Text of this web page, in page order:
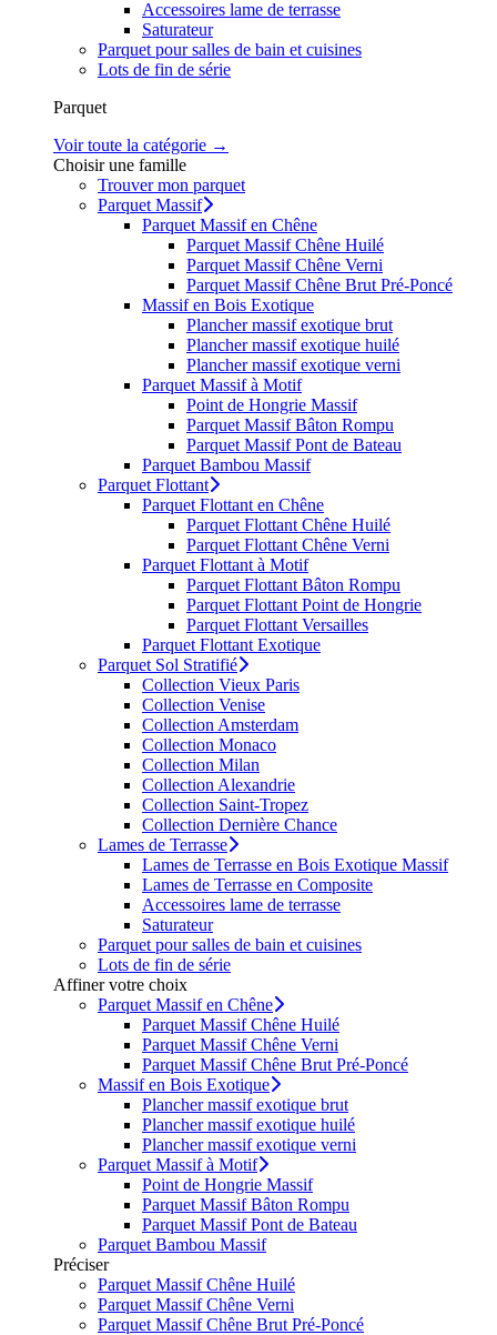
Accessoires lame de terrasse
Saturateur
Parquet pour salles de bain et cuisines
Lots de fin de série
Parquet
Voir toute la catégorie →
Choisir une famille
Trouver mon parquet
Parquet Massif
Parquet Massif en Chêne
Parquet Massif Chêne Huilé
Parquet Massif Chêne Verni
Parquet Massif Chêne Brut Pré-Poncé
Massif en Bois Exotique
Plancher massif exotique brut
Plancher massif exotique huilé
Plancher massif exotique verni
Parquet Massif à Motif
Point de Hongrie Massif
Parquet Massif Bâton Rompu
Parquet Massif Pont de Bateau
Parquet Bambou Massif
Parquet Flottant
Parquet Flottant en Chêne
Parquet Flottant Chêne Huilé
Parquet Flottant Chêne Verni
Parquet Flottant à Motif
Parquet Flottant Bâton Rompu
Parquet Flottant Point de Hongrie
Parquet Flottant Versailles
Parquet Flottant Exotique
Parquet Sol Stratifié
Collection Vieux Paris
Collection Venise
Collection Amsterdam
Collection Monaco
Collection Milan
Collection Alexandrie
Collection Saint-Tropez
Collection Dernière Chance
Lames de Terrasse
Lames de Terrasse en Bois Exotique Massif
Lames de Terrasse en Composite
Accessoires lame de terrasse
Saturateur
Parquet pour salles de bain et cuisines
Lots de fin de série
Affiner votre choix
Parquet Massif en Chêne
Parquet Massif Chêne Huilé
Parquet Massif Chêne Verni
Parquet Massif Chêne Brut Pré-Poncé
Massif en Bois Exotique
Plancher massif exotique brut
Plancher massif exotique huilé
Plancher massif exotique verni
Parquet Massif à Motif
Point de Hongrie Massif
Parquet Massif Bâton Rompu
Parquet Massif Pont de Bateau
Parquet Bambou Massif
Préciser
Parquet Massif Chêne Huilé
Parquet Massif Chêne Verni
Parquet Massif Chêne Brut Pré-Poncé